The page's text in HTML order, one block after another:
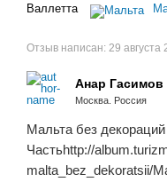
Валлетта
Отзыв написан: 29 августа
Анар Гасимов
Москва. Россия
Мальта без декораций
Частьhttp://
malta_bez_dekoratsii/